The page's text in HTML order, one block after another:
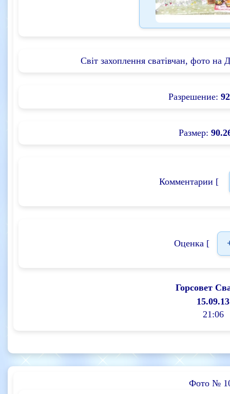
Світ захоплення сватівчан, фото на
Разрешение:
Размер:
Комментарии [
Оценка [
Горсовет
15.09.13
21:06
Фото №